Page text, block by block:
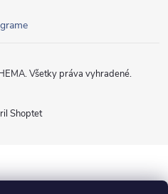
Shoptet
. Všetky práva vyhradené.